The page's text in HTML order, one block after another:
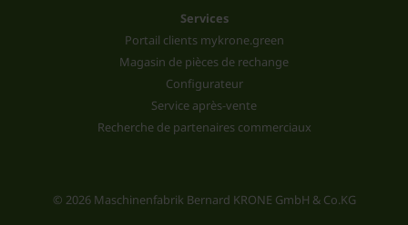
Services
Portail clients mykrone.green
Magasin de pièces de rechange
Configurateur
Service après-vente
Recherche de partenaires commerciaux
© 2026 Maschinenfabrik Bernard KRONE GmbH & Co.KG